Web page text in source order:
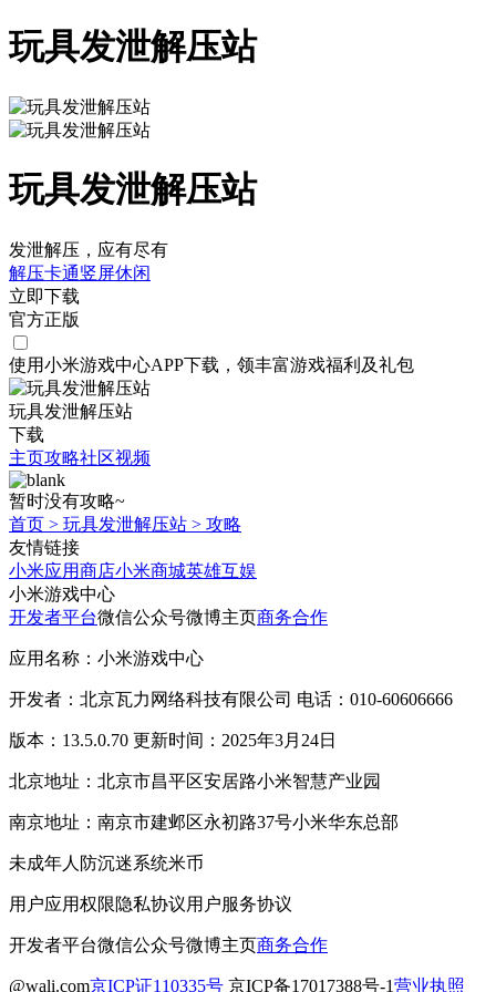
玩具发泄解压站
玩具发泄解压站
发泄解压，应有尽有
解压卡通竖屏休闲
立即下载
官方正版
使用小米游戏中心APP下载 ，领丰富游戏福利 及礼包
玩具发泄解压站
下载
主页攻略社区视频
暂时没有攻略~
首页 > 玩具发泄解压站 > 攻略
友情链接
小米应用商店小米商城英雄互娱
小米游戏中心
开发者平台微信公众号微博主页商务合作
应用名称：小米游戏中心
开发者：北京瓦力网络科技有限公司 电话：010-60606666
版本：13.5.0.70 更新时间：2025年3月24日
北京地址：北京市昌平区安居路小米智慧产业园
南京地址：南京市建邺区永初路37号小米华东总部
未成年人防沉迷系统米币
用户应用权限隐私协议用户服务协议
开发者平台微信公众号微博主页商务合作
@wali.com京ICP证110335号 京ICP备17017388号-1营业执照